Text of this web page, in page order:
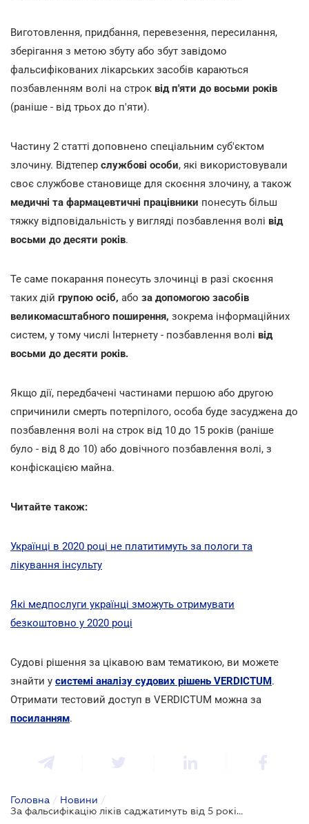
Виготовлення, придбання, перевезення, пересилання,
зберігання з метою збуту або збут завідомо
фальсифікованих лікарських засобів караються
позбавленням волі на строк від п'яти до восьми років
(раніше - від трьох до п'яти).
Частину 2 статті доповнено спеціальним суб'єктом
злочину. Відтепер службові особи, які використовували
своє службове становище для скоєння злочину, а також
медичні та фармацевтичні працівники понесуть більш
тяжку відповідальність у вигляді позбавлення волі від
восьми до десяти років.
Те саме покарання понесуть злочинці в разі скоєння
таких дій групою осіб, або за допомогою засобів
великомасштабного поширення, зокрема інформаційних
систем, у тому числі Інтернету - позбавлення волі від
восьми до десяти років.
Якщо дії, передбачені частинами першою або другою
спричинили смерть потерпілого, особа буде засуджена до
позбавлення волі на строк від 10 до 15 років (раніше
було - від 8 до 10) або довічного позбавлення волі, з
конфіскацією майна.
Читайте також:
Українці в 2020 році не платитимуть за пологи та
лікування інсульту
Які медпослуги українці зможуть отримувати
безкоштовно у 2020 році
Cудові рішення за цікавою вам тематикою, ви можете
знайти у системі аналізу судових рішень VERDICTUM.
Отримати тестовий доступ в VERDICTUM можна за
посиланням.
Головна / Новини /
За фальсифікацію ліків саджатимуть від 5 років до довічного